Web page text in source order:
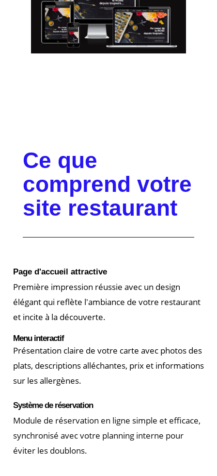
Ce que
comprend votre
site restaurant
Page d'accueil attractive
Première impression réussie avec un design
élégant qui reflète l'ambiance de votre restaurant
et incite à la découverte.
Menu interactif
Présentation claire de votre carte avec photos des
plats, descriptions alléchantes, prix et informations
sur les allergènes.
Système de réservation
Module de réservation en ligne simple et efficace,
synchronisé avec votre planning interne pour
éviter les doublons.